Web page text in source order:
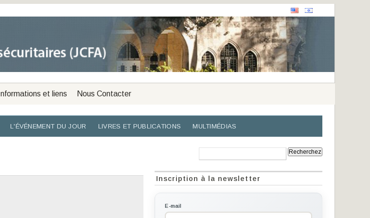
Informations et liens Nous Contacter
L'ÉVÉNEMENT DU JOUR LIVRES ET PUBLICATIONS MULTIMÉDIAS
Inscription à la newsletter
E-mail